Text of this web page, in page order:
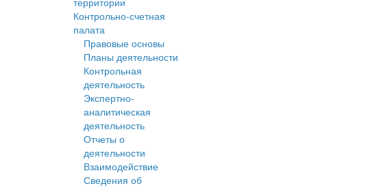
Контрольно-счетная
палата
Правовые основы
Планы деятельности
Контрольная
деятельность
Экспертно-
аналитическая
деятельность
Отчеты о
деятельности
Взаимодействие
Сведения об